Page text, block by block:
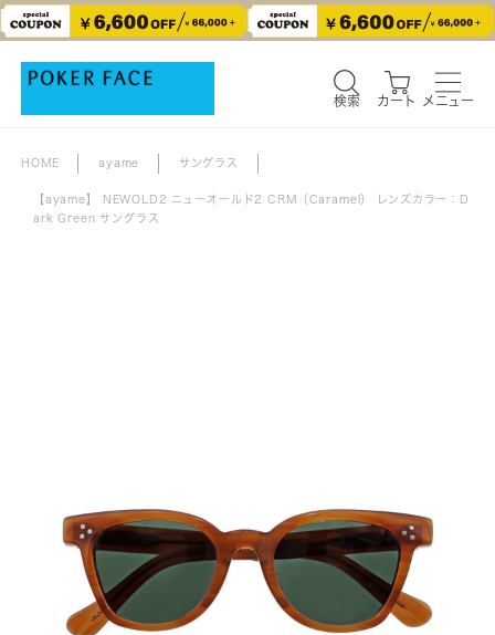
検索 カート メニュー
HOME ayame サングラス
【ayame】 NEWOLD2 ニューオールド2 CRM（Caramel） レンズカラー：D
ark Green サングラス